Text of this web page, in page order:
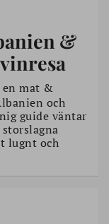
&
en mat &
och
guide väntar
lugnt och